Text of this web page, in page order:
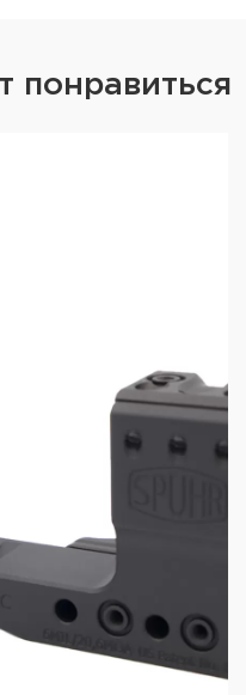
понравиться